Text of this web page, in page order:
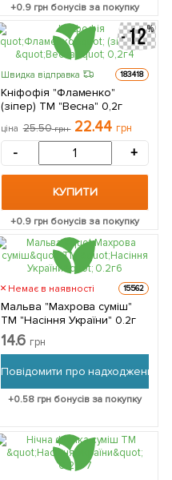
+0.9 грн бонусів за покупку
Швидка відправка 183418
Кніфофія "Фламенко"
(зіпер) ТМ "Весна" 0,2г
ціна 25.50грн 22.44 грн
- +
КУПИТИ
+0.9 грн бонусів за покупку
Немає в наявності 15562
Мальва "Махрова суміш"
ТМ "Насіння України" 0.2г
14.6 грн
Повідомити про надходження
+0.58грн бонусів за покупку